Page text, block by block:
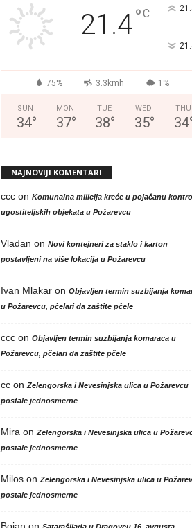
21.4°C
75% 3.3kmh 1%
SUN
34°
MON
37°
TUE
38°
WED
35°
THU
34
NAJNOVIJI KOMENTARI
cccon Komunalna milicija kreće u pojačanu
ugostiteljskih objekata u Požarevcu
Vladan on Novi kontejneri za staklo i karton
postavljeni na više lokacija u Požarevcu
Ivan Mlakaron Objavljen termin suzbijanja
u Požarevcu, pčelari da zaštite pčele
cccon Objavljen termin suzbijanja komaraca u
Požarevcu, pčelari da zaštite pčele
ccon Zelengorska i Nevesinjska ulica u Požarevcu
postale jednosmerne
Mira on Zelengorska i Nevesinjska ulica u
postale jednosmerne
Miloson Zelengorska i Nevesinjska ulica u
postale jednosmerne